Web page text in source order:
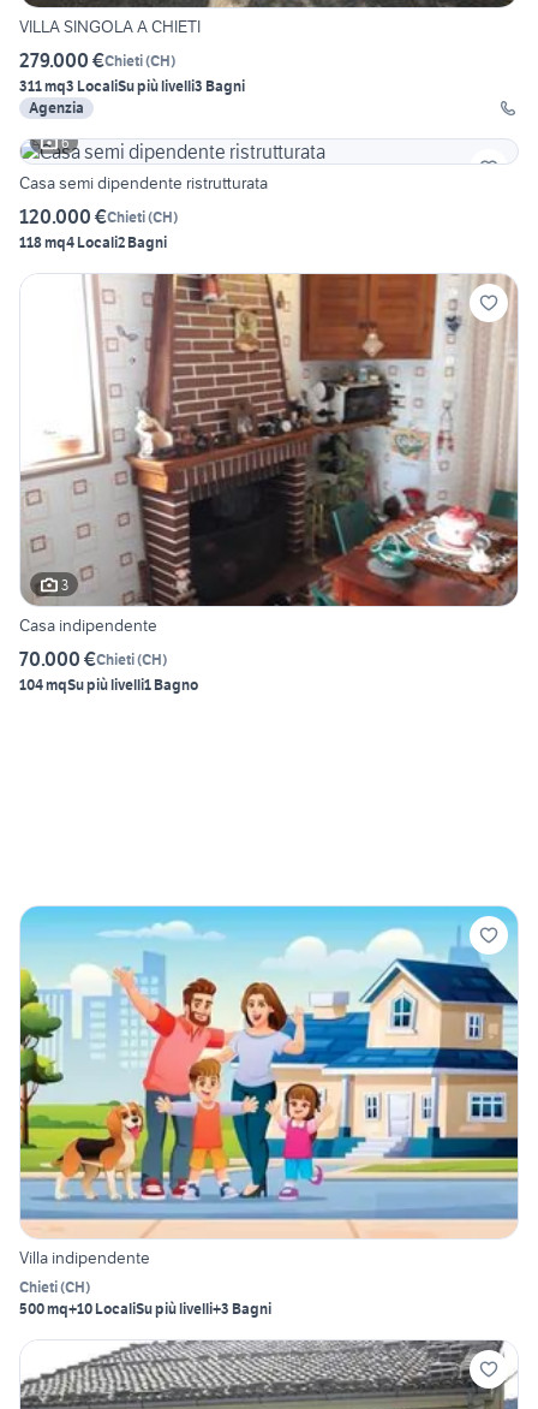
VILLA SINGOLA A CHIETI
279.000 €Chieti(CH)
311 mq3 LocaliSu più livelli3 Bagni
Agenzia
6
Casa semi dipendente ristrutturata
120.000 €Chieti(CH)
118 mq4 Locali2 Bagni
3
Casa indipendente
70.000 €Chieti(CH)
104 mqSu più livelli1 Bagno
Villa indipendente
Chieti(CH)
500 mq+10 LocaliSu più livelli+3 Bagni